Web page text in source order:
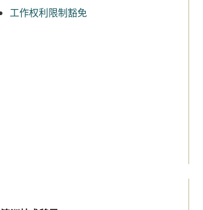
工作权利限制豁免